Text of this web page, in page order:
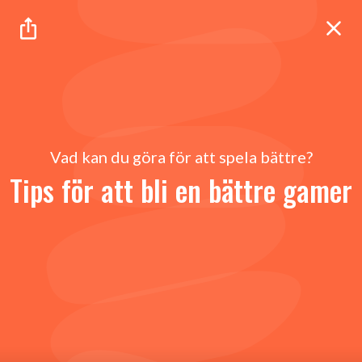
Vad kan du göra för att spela bättre?
Tips för att bli en bättre gamer